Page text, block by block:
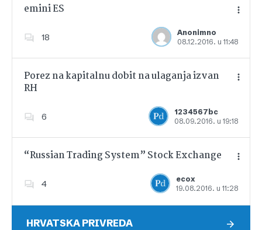
emini ES
18
Anonimno
08.12.2016. u 11:48
Dodajte u favorite
Porez na kapitalnu dobit na ulaganja izvan
RH
6
1234567bc
08.09.2016. u 19:18
Dodajte u favorite
“Russian Trading System” Stock Exchange
4
ecox
19.08.2016. u 11:28
Dodajte u favorite
HRVATSKA PRIVREDA